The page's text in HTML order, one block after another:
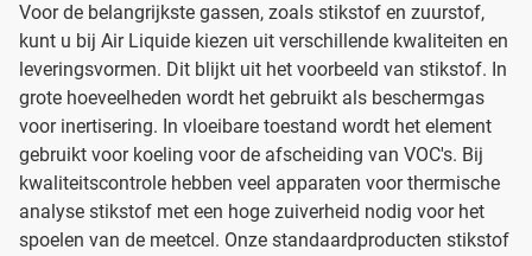
Voor de belangrijkste gassen, zoals stikstof en zuurstof,
kunt u bij Air Liquide kiezen uit verschillende kwaliteiten en
leveringsvormen. Dit blijkt uit het voorbeeld van stikstof. In
grote hoeveelheden wordt het gebruikt als beschermgas
voor inertisering. In vloeibare toestand wordt het element
gebruikt voor koeling voor de afscheiding van VOC's. Bij
kwaliteitscontrole hebben veel apparaten voor thermische
analyse stikstof met een hoge zuiverheid nodig voor het
spoelen van de meetcel. Onze standaardproducten stikstof